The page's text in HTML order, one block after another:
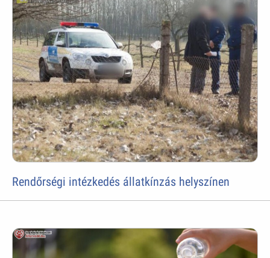
Rendőrségi intézkedés állatkínzás helyszínen